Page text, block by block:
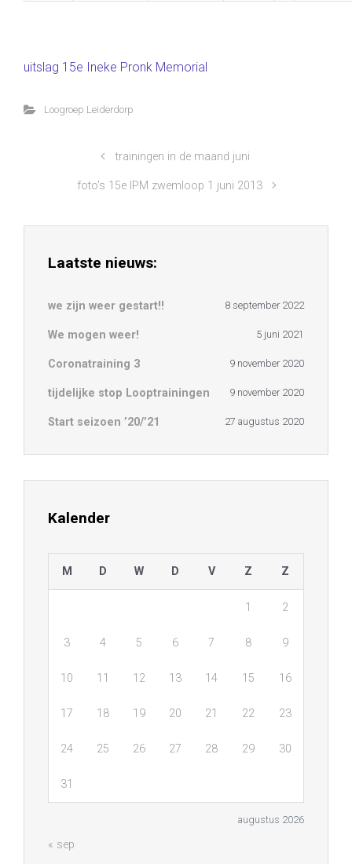
uitslag 15e Ineke Pronk Memorial
Loogroep Leiderdorp
trainingen in de maand juni
foto’s 15e IPM zwemloop 1 juni 2013
Laatste nieuws:
we zijn weer gestart!! 8 september 2022
We mogen weer! 5 juni 2021
Coronatraining 3 9 november 2020
tijdelijke stop Looptrainingen 9 november 2020
Start seizoen ’20/’21 27 augustus 2020
Kalender
augustus 2026
M D W D V Z Z
1 2
3 4 5 6 7 8 9
10 11 12 13 14 15 16
17 18 19 20 21 22 23
24 25 26 27 28 29 30
31
« sep